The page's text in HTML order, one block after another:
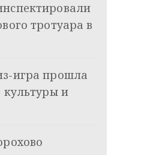
тротуара в
игра прошла
культуры и